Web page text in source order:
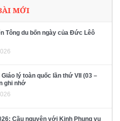
MỚI
Tông du bốn ngày của Đức Lêô
lý toàn quốc lần thứ VII (03 –
ghi nhớ
Cầu nguyện với Kinh Phụng vụ